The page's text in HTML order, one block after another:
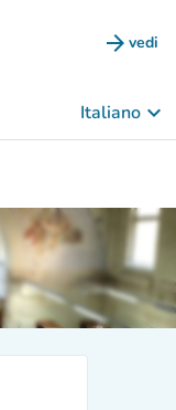
arrow_forward vedi
Italiano keyboard_arrow_down